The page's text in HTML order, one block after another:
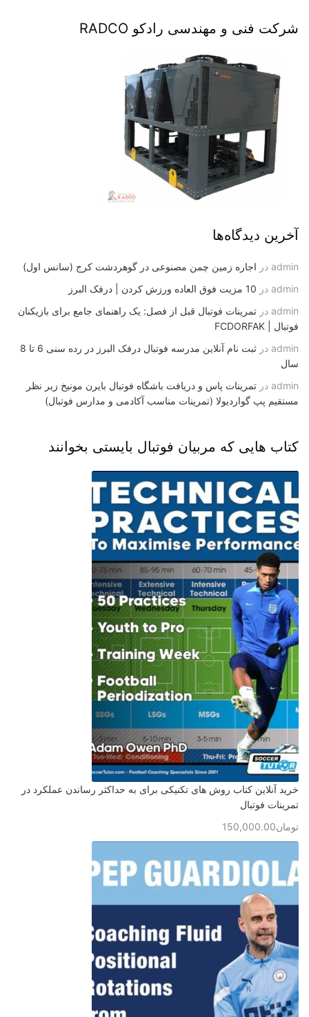
شرکت فنی و مهندسی رادکو RADCO
آخرین دیدگاه‌ها
admin در اجاره زمین چمن مصنوعی در گوهردشت کرج (سانس اول)
admin در 10 مزیت فوق العاده ورزش کردن | درفک البرز
admin در تمرینات فوتبال قبل از فصل: یک راهنمای جامع برای بازیکنان
فوتبال | FCDORFAK
admin در
ثبت نام آنلاین مدرسه فوتبال درفک البرز در رده سنی 6 تا 8
سال
admin در تمرینات پاس و دریافت باشگاه فوتبال بایرن مونیخ زیر نظر
مستقیم پپ گواردیولا (تمرینات مناسب آکادمی و مدارس فوتبال)
کتاب هایی که مربیان فوتبال بایستی بخوانند
خرید آنلاین کتاب روش های تکنیکی برای به حداکثر رساندن عملکرد در
تمرینات فوتبال
تومان150,000.00